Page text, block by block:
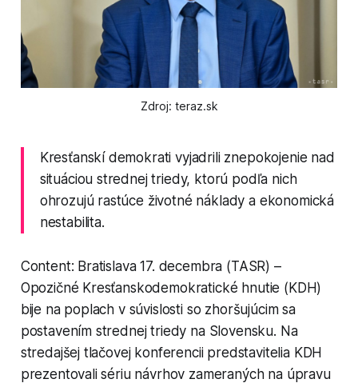
Zdroj: teraz.sk
Kresťanskí demokrati vyjadrili znepokojenie nad
situáciou strednej triedy, ktorú podľa nich
ohrozujú rastúce životné náklady a ekonomická
nestabilita.
Content: Bratislava 17. decembra (TASR) –
Opozičné Kresťanskodemokratické hnutie (KDH)
bije na poplach v súvislosti so zhoršujúcim sa
postavením strednej triedy na Slovensku. Na
stredajšej tlačovej konferencii predstavitelia KDH
prezentovali sériu návrhov zameraných na úpravu